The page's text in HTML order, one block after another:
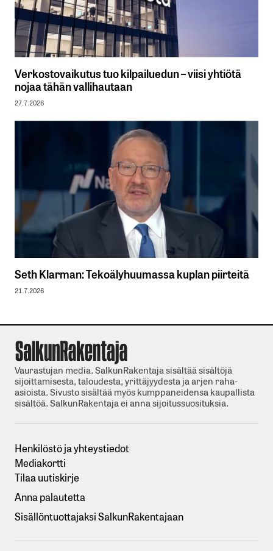
Verkostovaikutus tuo kilpailuedun – viisi yhtiötä
nojaa tähän vallihautaan
27.7.2026
Seth Klarman: Tekoälyhuumassa kuplan piirteitä
21.7.2026
Vaurastujan media. SalkunRakentaja sisältää sisältöjä
sijoittamisesta, taloudesta, yrittäjyydesta ja arjen raha-
asioista. Sivusto sisältää myös kumppaneidensa kaupallista
sisältöä. SalkunRakentaja ei anna sijoitussuosituksia.
Henkilöstö ja yhteystiedot
Mediakortti
Tilaa uutiskirje
Anna palautetta
Sisällöntuottajaksi SalkunRakentajaan